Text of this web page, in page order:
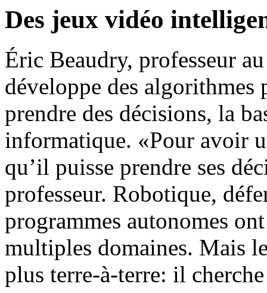
Des jeux vidéo
Éric Beaudry, professeur
développe des algorithmes
prendre des décisions, la
informatique. «Pour avoir
qu’il puisse prendre ses
professeur. Robotique,
programmes autonomes
multiples domaines. Mais
plus terre-à-terre: il